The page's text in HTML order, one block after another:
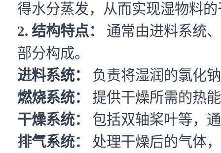
得水分蒸发，从而实现湿物料
2. 结构特点：
通常由进料系统
部分构成。
进料系统：
负责将湿润的氯化
燃烧系统：
提供干燥所需的热
干燥系统：
包括双轴桨叶等，
排气系统：
处理干燥后的气体